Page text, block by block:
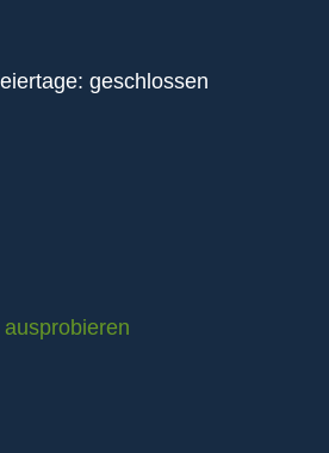
geschlossen